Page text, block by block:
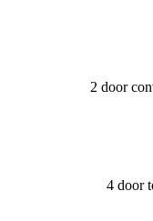
2 door
4 door